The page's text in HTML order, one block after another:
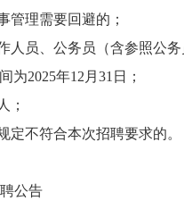
管理需要回避的；
人员、公务员（含参照公
为2025年12月31日；
；
定不符合本次招聘要求的。
公告